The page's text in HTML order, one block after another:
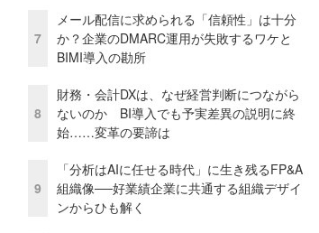
7
メール配信に求められる「信頼性」は十分
か？企業のDMARC運用が失敗するワケと
BIMI導入の勘所
8
財務・会計DXは、なぜ経営判断につながら
ないのか BI導入でも予実差異の説明に終
始……変革の要諦は
9
「分析はAIに任せる時代」に生き残るFP&A
組織像──好業績企業に共通する組織デザイ
ンからひも解く